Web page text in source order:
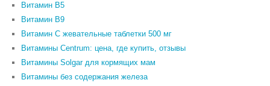
Витамин В5
Витамин В9
Витамин С жевательные таблетки 500 мг
Витамины Centrum: цена, где купить, отзывы
Витамины Solgar для кормящих мам
Витамины без содержания железа